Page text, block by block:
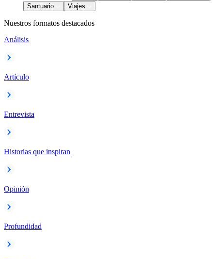
Santuario
Viajes
Nuestros formatos destacados
Análisis
Artículo
Entrevista
Historias que inspiran
Opinión
Profundidad